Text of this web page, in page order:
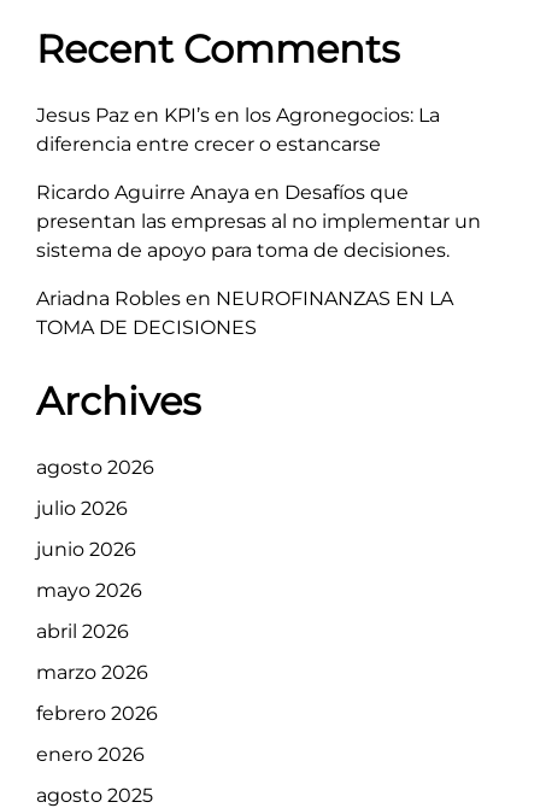
Recent Comments
Jesus Paz en KPI’s en los Agronegocios: La
diferencia entre crecer o estancarse
Ricardo Aguirre Anaya en Desafíos que
presentan las empresas al no implementar un
sistema de apoyo para toma de decisiones.
Ariadna Robles en NEUROFINANZAS EN LA
TOMA DE DECISIONES
Archives
agosto 2026
julio 2026
junio 2026
mayo 2026
abril 2026
marzo 2026
febrero 2026
enero 2026
agosto 2025